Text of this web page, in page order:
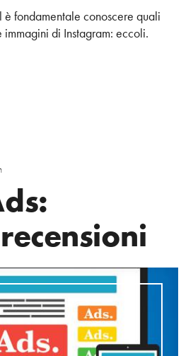
è fondamentale conoscere quali
di Instagram: eccoli.